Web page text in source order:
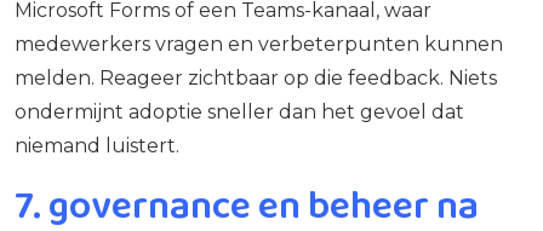
Microsoft Forms of een Teams-kanaal, waar
medewerkers vragen en verbeterpunten kunnen
melden. Reageer zichtbaar op die feedback. Niets
ondermijnt adoptie sneller dan het gevoel dat
niemand luistert.
7. governance en beheer na